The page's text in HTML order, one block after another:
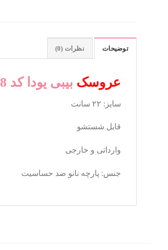
توضیحات نظرات (0)
عروسک بیبی یودا کد 138
سایز: ۲۲ سانت
قابل شستشو
وارداتی و خارجی
جنس: پارچه نانو ضد حساسیت